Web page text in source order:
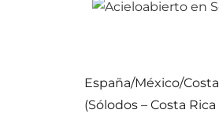
España/México/
(Sólodos – Costa